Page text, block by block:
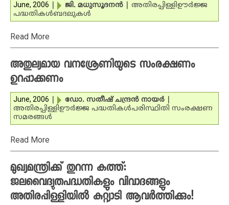
June, 2006 ജി. മധുസൂദനന്‍ അതിരപ്പിള്ളിഊര്‍ജ്ജ
പദ്ധതികള്‍ബദലുകള്‍
Read More
അതുല്യമായ വനശ്രേണിയുടെ സംരക്ഷണം
ഉറപ്പാക്കണം
June, 2006 ഡോ. സതീഷ് ചന്ദ്രന്‍ നായര്‍
അതിരപ്പിള്ളിഊര്‍ജ്ജ പദ്ധതികള്‍പരിസ്ഥിതി സംരക്ഷണ
സമരങ്ങള്‍
Read More
മുഖ്യമന്ത്രിക്ക് തുറന്ന കത്ത്:
ജലവൈദ്യുതപദ്ധതികളും വിവാദങ്ങളും
അതിരപ്പിള്ളിയില്‍ കുറ്റ്യാടി ആവര്‍ത്തിക്കും!